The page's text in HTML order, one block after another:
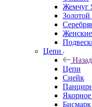
Жемчуг
Цепи
Назад
Цепи
Снейк
Бисмарк